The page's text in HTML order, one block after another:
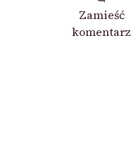
Zamieść
komentarz
we
wpisie